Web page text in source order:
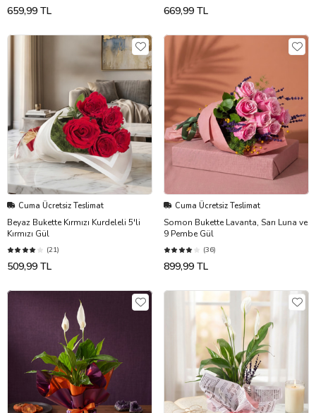
659,99 TL 669,99 TL
Cuma Ücretsiz Teslimat
Beyaz Bukette Kırmızı Kurdeleli 5'li
Kırmızı Gül
(21)
509,99 TL
Cuma Ücretsiz Teslimat
Somon Bukette Lavanta, Sarı Luna ve
9 Pembe Gül
(36)
899,99 TL